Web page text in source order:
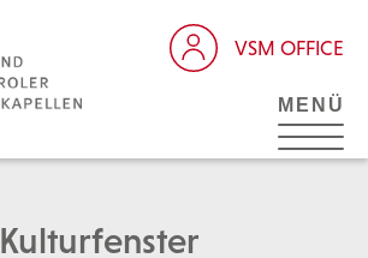
VSM OFFICE
MENÜ
Kulturfenster